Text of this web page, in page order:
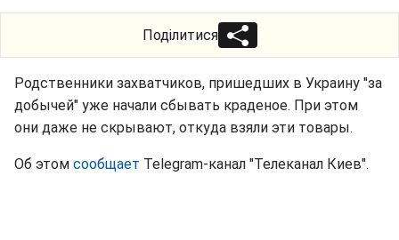
Поділитися
Родственники захватчиков, пришедших в Украину "за
добычей" уже начали сбывать краденое. При этом
они даже не скрывают, откуда взяли эти товары.
Об этом сообщает Telegram-канал "Телеканал Киев".